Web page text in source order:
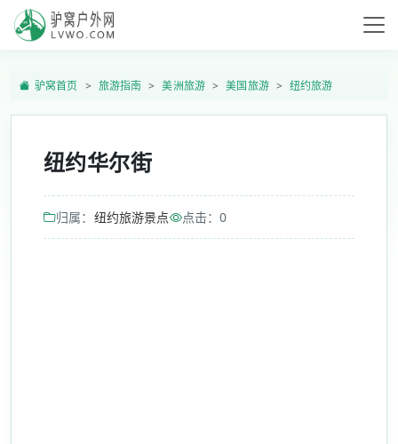
驴窝首页 旅游指南 美洲旅游 美国旅游 纽约旅游
纽约华尔街
归属： 纽约旅游景点 点击：0